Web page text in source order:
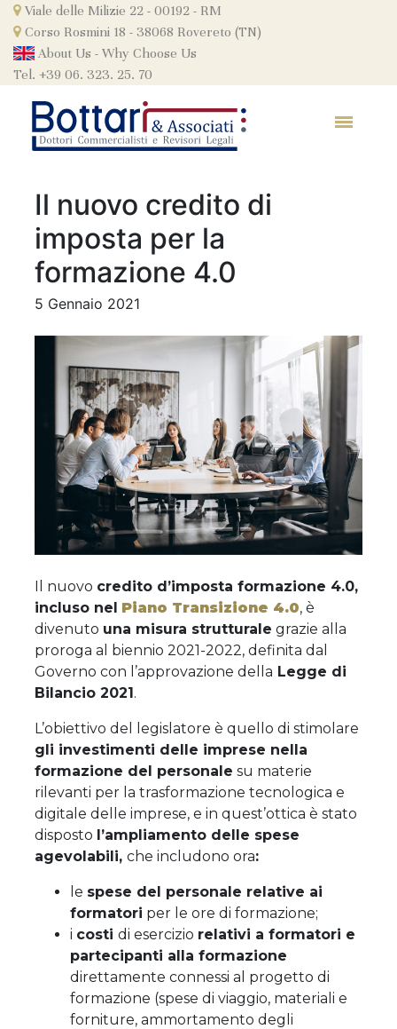
Skip
content
Viale delle Milizie 22 - 00192 - RM
Corso Rosmini 18 - 38068 Rovereto (TN)
About Us - Why Choose Us
Tel. +39 06. 323. 25. 70
Il nuovo credito di
imposta per la
formazione 4.0
5 Gennaio 2021
Il nuovo credito d’imposta formazione 4.0,
incluso nel Piano Transizione 4.0, è
divenuto una misura strutturale grazie alla
proroga al biennio 2021-2022, definita dal
Governo con l’approvazione della Legge di
Bilancio 2021.
L’obiettivo del legislatore è quello di stimolare
gli investimenti delle imprese nella
formazione del personale su materie
rilevanti per la trasformazione tecnologica e
digitale delle imprese, e in quest’ottica è stato
disposto l’ampliamento delle spese
agevolabili, che includono ora:
le spese del personale relative ai
formatori per le ore di formazione;
i costi di esercizio relativi a formatori e
partecipanti alla formazione
direttamente connessi al progetto di
formazione (spese di viaggio, materiali e
forniture, ammortamento degli